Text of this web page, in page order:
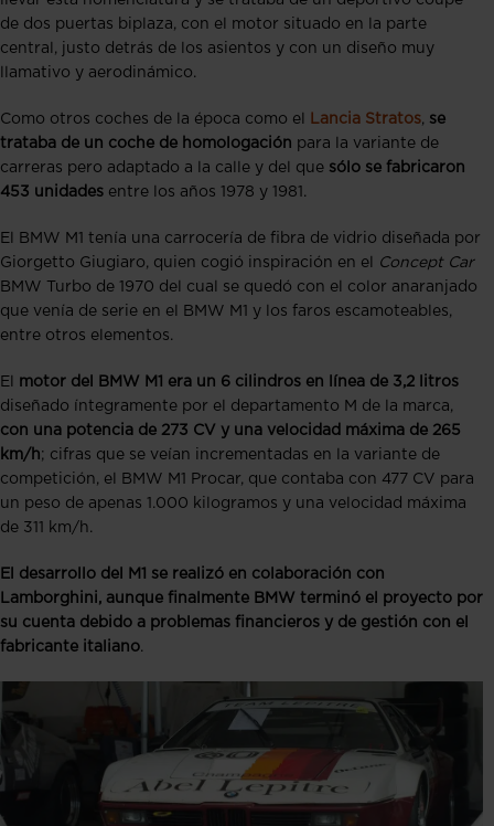
de dos puertas biplaza, con el motor situado en la parte
central, justo detrás de los asientos y con un diseño muy
llamativo y aerodinámico.
Como otros coches de la época como el Lancia Stratos, se
trataba de un coche de homologación para la variante de
carreras pero adaptado a la calle y del que sólo se fabricaron
453 unidades entre los años 1978 y 1981.
El BMW M1 tenía una carrocería de fibra de vidrio diseñada por
Giorgetto Giugiaro, quien cogió inspiración en el
Concept Car
BMW Turbo de 1970 del cual se quedó con el color anaranjado
que venía de serie en el BMW M1 y los faros escamoteables,
entre otros elementos.
El
motor del BMW M1 era un 6 cilindros en línea de 3,2 litros
diseñado íntegramente por el departamento M de la marca,
con una potencia de 273 CV y una velocidad máxima de 265
km/h; cifras que se veían incrementadas en la variante de
competición, el BMW M1 Procar, que contaba con 477 CV para
un peso de apenas 1.000 kilogramos y una velocidad máxima
de 311 km/h.
El desarrollo del M1 se realizó en colaboración con
Lamborghini, aunque finalmente BMW terminó el proyecto por
su cuenta debido a problemas financieros y de gestión con el
fabricante italiano.